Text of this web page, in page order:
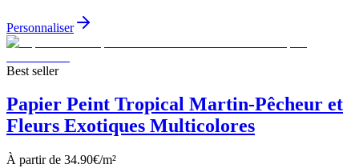
Personnaliser
Best seller
Papier Peint Tropical Martin-Pêcheur et
Fleurs Exotiques Multicolores
À partir de 34.90€/m²